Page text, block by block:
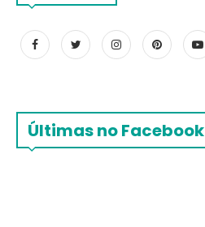
Últimas no Facebook